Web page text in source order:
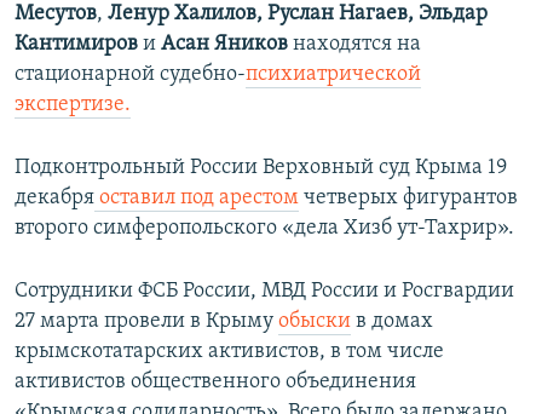
Месутов, Ленур Халилов, Руслан Нагаев, Эльдар
Кантимиров и Асан Яников находятся на
стационарной судебно-психиатрической
экспертизе.
Подконтрольный России Верховный суд Крыма 19
декабря оставил под арестом четверых фигурантов
второго симферопольского «дела Хизб ут-Тахрир».
Сотрудники ФСБ России, МВД России и Росгвардии
27 марта провели в Крыму обыски в домах
крымскотатарских активистов, в том числе
активистов общественного объединения